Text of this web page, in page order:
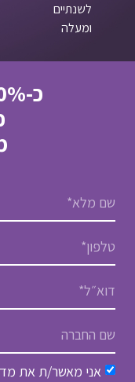
‏כ-70% מענף הבניה
אני מאשר/ת את
לשנתיים
ומעלה